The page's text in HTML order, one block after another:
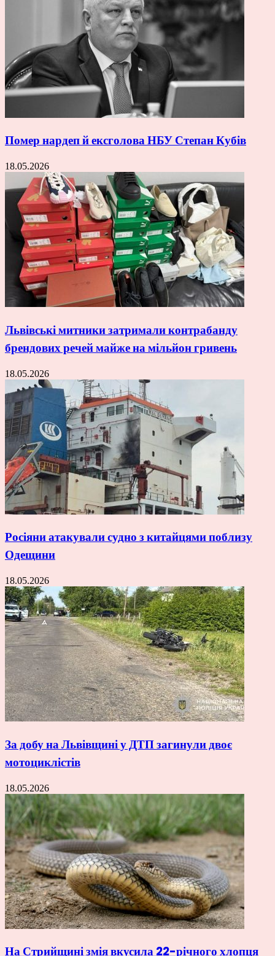
Помер нардеп й ексголова НБУ Степан Кубів
18.05.2026
Львівські митники затримали контрабанду
брендових речей майже на мільйон гривень
18.05.2026
Росіяни атакували судно з китайцями поблизу
Одещини
18.05.2026
За добу на Львівщині у ДТП загинули двоє
мотоциклістів
18.05.2026
На Стрийщині змія вкусила 22-річного хлопця